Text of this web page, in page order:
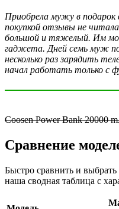
Приобрела мужу в подарок
покупкой отзывы не
большой и тяжелый. Им
гаджета. Дней семь муж
несколько раз зарядить
начал работать только с
Coosen Power Bank 20000
Сравнение
Быстро сравнить и
наша сводная таблица с